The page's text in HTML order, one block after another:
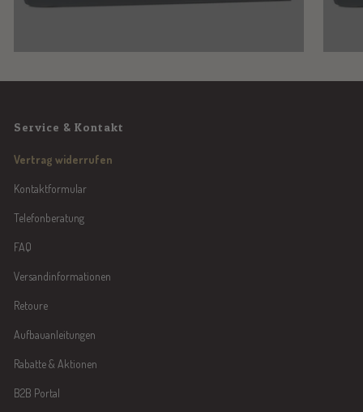
Service & Kontakt
Vertrag widerrufen
Kontaktformular
Telefonberatung
FAQ
Versandinformationen
Retoure
Aufbauanleitungen
Rabatte & Aktionen
B2B Portal